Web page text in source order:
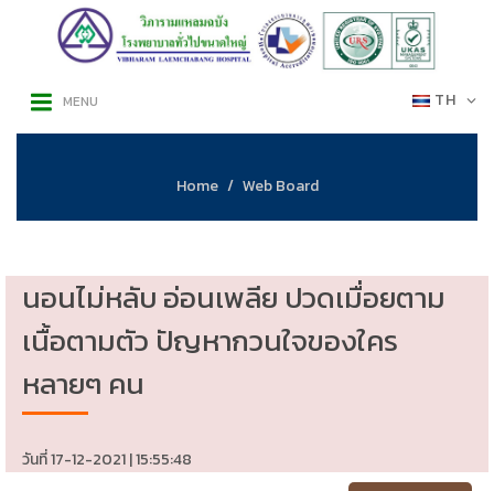
TH
MENU
Home Web Board
นอนไม่หลับ อ่อนเพลีย ปวดเมื่อยตาม
เนื้อตามตัว ปัญหากวนใจของใคร
หลายๆ คน
วันที่ 17-12-2021 | 15:55:48